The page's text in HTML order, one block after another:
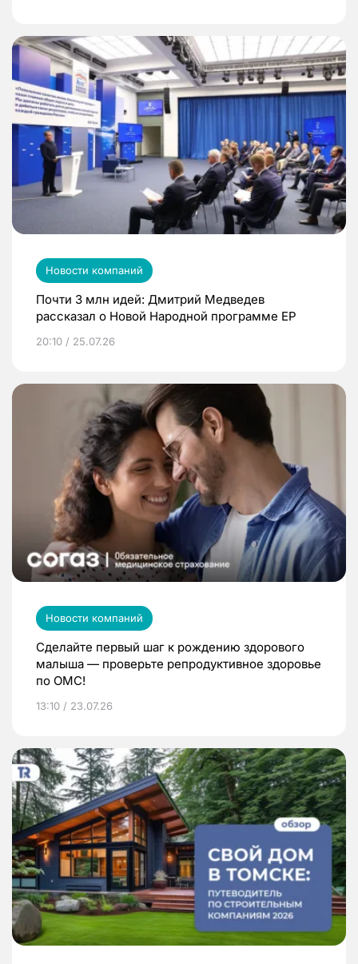
Новости компаний
Почти 3 млн идей: Дмитрий Медведев
рассказал о Новой Народной программе ЕР
20:10 / 25.07.26
Новости компаний
Сделайте первый шаг к рождению здорового
малыша — проверьте репродуктивное здоровье
по ОМС!
13:10 / 23.07.26